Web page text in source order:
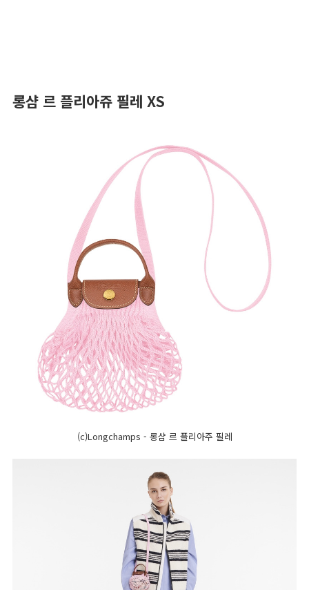
롱샴 르 플리아쥬 필레 XS
(c)Longchamps - 롱샴 르 플리아주 필레